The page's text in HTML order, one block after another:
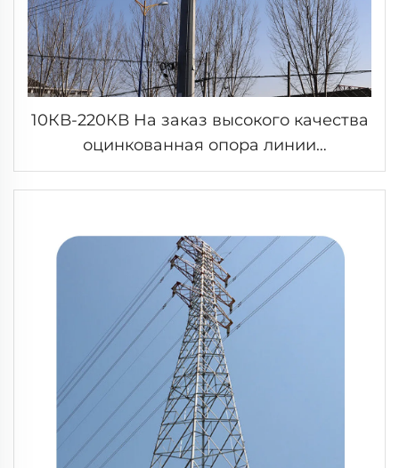
10КВ-220КВ На заказ высокого качества
оцинкованная опора линии
электропередач стальная монопольная
башня